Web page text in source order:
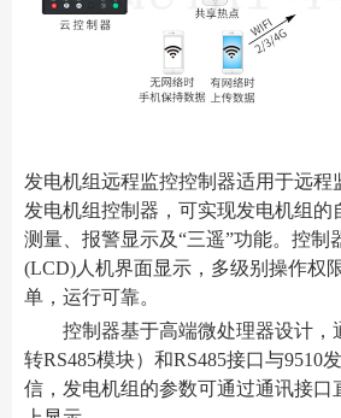
发电机组远程监控控制器适用于远程
发电机组控制器，可实现发电机组的
测量、报警显示及“三遥”功能。控制
(LCD)人机界面显示，多级别操作权
单，运行可靠。
控制器基于高端微处理器设计，通
转RS485模块）和RS485接口与9510
信，发电机组的参数可通过通讯接口